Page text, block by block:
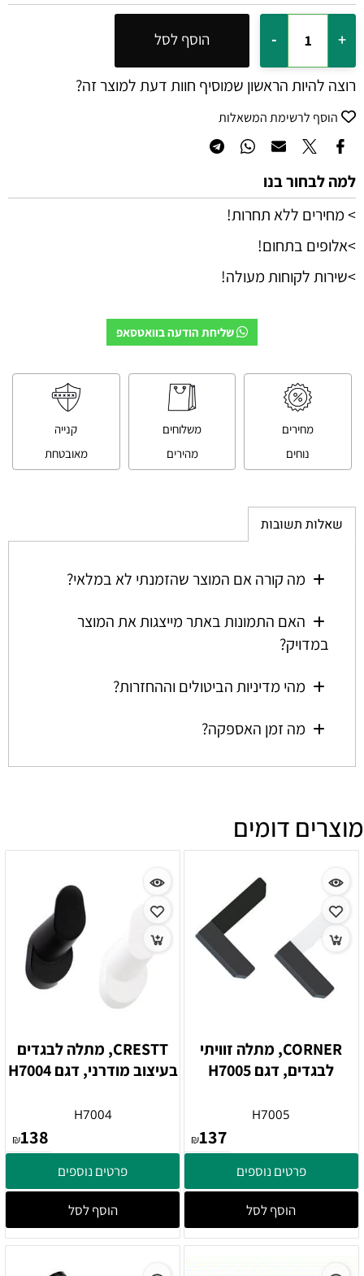
הוסף לסל
רוצה להיות הראשון שמוסיף חוות דעת למוצר זה?
הוסף לרשימת המשאלות
למה לבחור בנו
> מחירים ללא תחרות!
>אלופים בתחום!
>שירות לקוחות מעולה!
שליחת הודעה בוואטסאפ
מחירים
נוחים
משלוחים
מהירים
קנייה
מאובטחת
שאלות תשובות
מה קורה אם המוצר שהזמנתי לא במלאי?
האם התמונות באתר מייצגות את המוצר
במדויק?
מהי מדיניות הביטולים וההחזרות?
מה זמן האספקה?
מוצרים דומים
CORNER, מתלה זוויתי
לבגדים, דגם H7005
H7005
₪137
פרטים נוספים
הוסף לסל
CRESTT, מתלה לבגדים
בעיצוב מודרני, דגם H7004
H7004
₪138
פרטים נוספים
הוסף לסל